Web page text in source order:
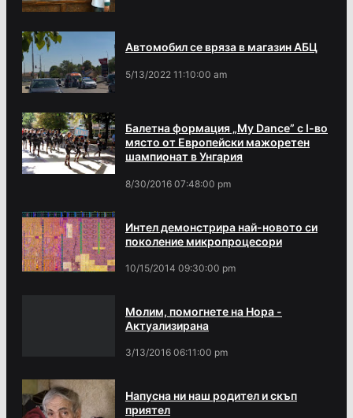
Автомобил се вряза в магазин АБЦ
5/13/2022 11:10:00 am
Балетна формация „My Dance” с І-во
място от Европейски мажоретен
шампионат в Унгария
8/30/2016 07:48:00 pm
Интел демонстрира най-новото си
поколение микропроцесори
10/15/2014 09:30:00 pm
Молим, помогнете на Нора -
Актуализирана
3/13/2016 06:11:00 pm
Напусна ни наш родител и скъп
приятел